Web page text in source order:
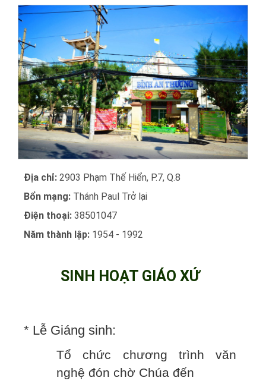
Địa chỉ: 2903 Phạm Thế Hiển, P.7, Q.8
Bổn mạng: Thánh Paul Trở lại
Điện thoại: 38501047
Năm thành lập: 1954 - 1992
SINH HOẠT GIÁO XỨ
* Lễ Giáng sinh:
Tổ chức chương trình văn
nghệ đón chờ Chúa đến